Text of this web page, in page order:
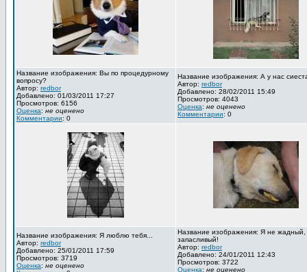
Название изображения: Вы по процедурному
вопросу?
Автор: redbor
Добавлено: 01/03/2011 17:27
Просмотров: 6156
Оценка: не оценено
Комментарии: 0
Название изображения: А у нас
Автор: redbor
Добавлено: 28/02/2011 15:49
Просмотров: 4043
Оценка: не оценено
Комментарии: 0
Название изображения: Я люблю тебя...
Автор: redbor
Добавлено: 25/01/2011 17:59
Просмотров: 3719
Оценка: не оценено
Название изображения: Я не жадный,
запасливый!
Автор: redbor
Добавлено: 24/01/2011 12:43
Просмотров: 3722
Оценка: не оценено